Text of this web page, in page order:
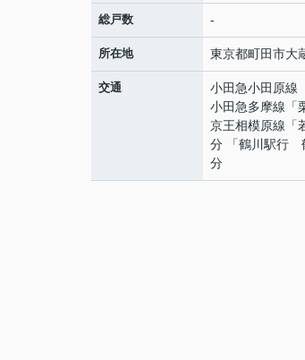
総戸数 -
所在地 東京都町田市大
交通 小田急小田原線
小田急多摩線 「
京王相模原線 「
分 「鶴川駅行
分